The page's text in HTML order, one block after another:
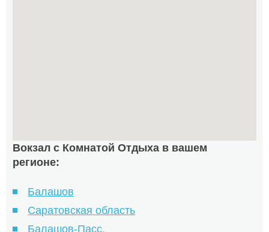
Вокзал с Комнатой Отдыха в вашем
регионе:
Балашов
Саратовская область
Балашов-Пасс.